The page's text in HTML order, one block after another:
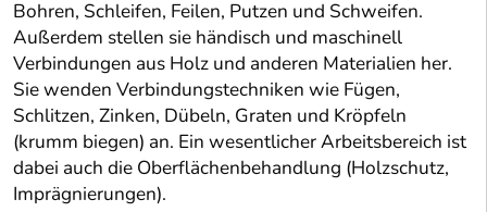
Bohren, Schleifen, Feilen, Putzen und Schweifen.
Außerdem stellen sie händisch und maschinell
Verbindungen aus Holz und anderen Materialien her.
Sie wenden Verbindungstechniken wie Fügen,
Schlitzen, Zinken, Dübeln, Graten und Kröpfeln
(krumm biegen) an. Ein wesentlicher Arbeitsbereich ist
dabei auch die Oberflächenbehandlung (Holzschutz,
Imprägnierungen).